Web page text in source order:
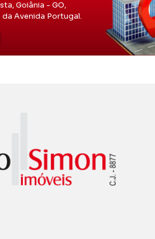
Goiânia - GO,
Avenida Portugal.